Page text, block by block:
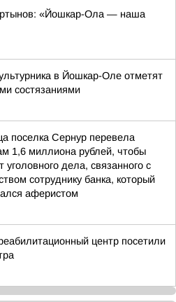
«Йошкар-Ола — наша
в Йошкар-Оле отметят
состязаниями
поселка Сернур перевела
1,6 миллиона рублей, чтобы
уголовного дела, связанного с
сотруднику банка, который
аферистом
центр посетили